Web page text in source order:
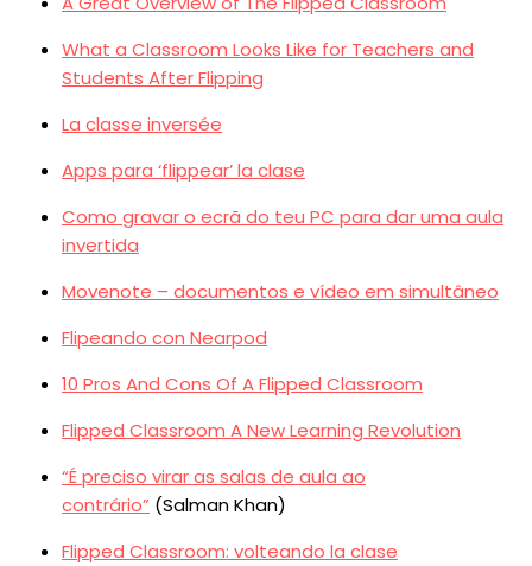
What a Classroom Looks Like for Teachers and
Students After Flipping
La classe inversée
Apps para ‘flippear’ la clase
Como gravar o ecrã do teu PC para dar uma aula
invertida
Movenote – documentos e vídeo em simultâneo
Flipeando con Nearpod
10 Pros And Cons Of A Flipped Classroom
Flipped Classroom A New Learning Revolution
“É preciso virar as salas de aula ao
contrário” (Salman Khan)
Flipped Classroom: volteando la clase